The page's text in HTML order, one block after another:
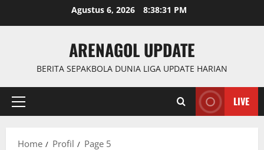
Agustus 6, 2026 8:38:31 PM
ARENAGOL UPDATE
BERITA SEPAKBOLA DUNIA LIGA UPDATE HARIAN
Primary
LIVE
Home Profil Page 5